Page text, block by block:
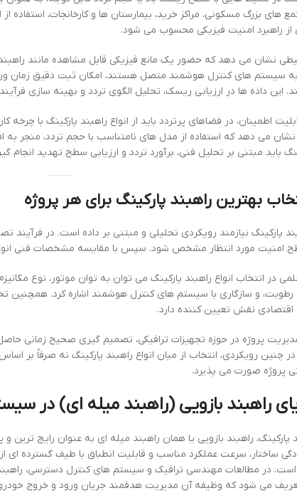
های بزرگ مسکونی، مراکز خرید، بیمارستان ها و کارخانجات، استفاده
راهبرد امنیت فیزیکی محسوب می شود.
نشان می دهد که حضور یک مانع فیزیکی قابل مشاهده مانند راهبند،
به سیستم های کنترل هوشمند متصل هستند، امکان ثبت دقیق زمان
این داده ها در ارزیابی ریسک، تحلیل الگوی تردد و بهینه سازی
اطمینان، در فضاهای پرتردد باید از انواع راهبند پارکینگ با
می دهد که استفاده از مدل های نامتناسب با حجم تردد، منجر
باید مبتنی بر تحلیل فنی، برآورد تردد و ارزیابی سطح تهدید انجام
بهترین راهبند پارکینگ برای هر پروژه
پارکینگ نیازمند رویکردی تحلیلی و مبتنی بر داده است. در فرآیند
امنیت مورد انتظار مشخص شود. سپس با مقایسه مشخصات فنی انواع
در انتخاب انواع راهبند پارکینگ می توان به توان موتور، نوع
و رطوبت، و سازگاری با سیستم های کنترل هوشمند اشاره کرد.
اقتصادی نقش تعیین کننده دارد.
پروژه در حوزه تجهیزات ترافیکی، تصمیم گیری صحیح زمانی
چنین رویکردی، انتخاب از میان انواع راهبند پارکینگ نه صرفاً بر
پروژه صورت می پذیرد.
راهبند بازویی (راهبند میله ای) در
پارکینگ، راهبند بازویی یا همان راهبند میله ای به عنوان رایج ترین
ساختار، سرعت عملکرد مناسب و قابلیت انطباق با طیف گسترده ای از
در مطالعات مهندسی ترافیک و سیستم های کنترل دسترسی،
تعریف می شود که وظیفه آن مدیریت هدفمند جریان ورود و خروج